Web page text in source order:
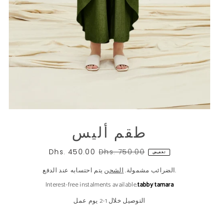
طقم أليس
Dhs. 450.00 Dhs. 750.00 تخفيض
الضرائب مشمولة.الشحن
يتم احتسابه عند الدفع.
Interest-free instalments available.tabby|tamara
التوصيل خلال 1-2 يوم عمل